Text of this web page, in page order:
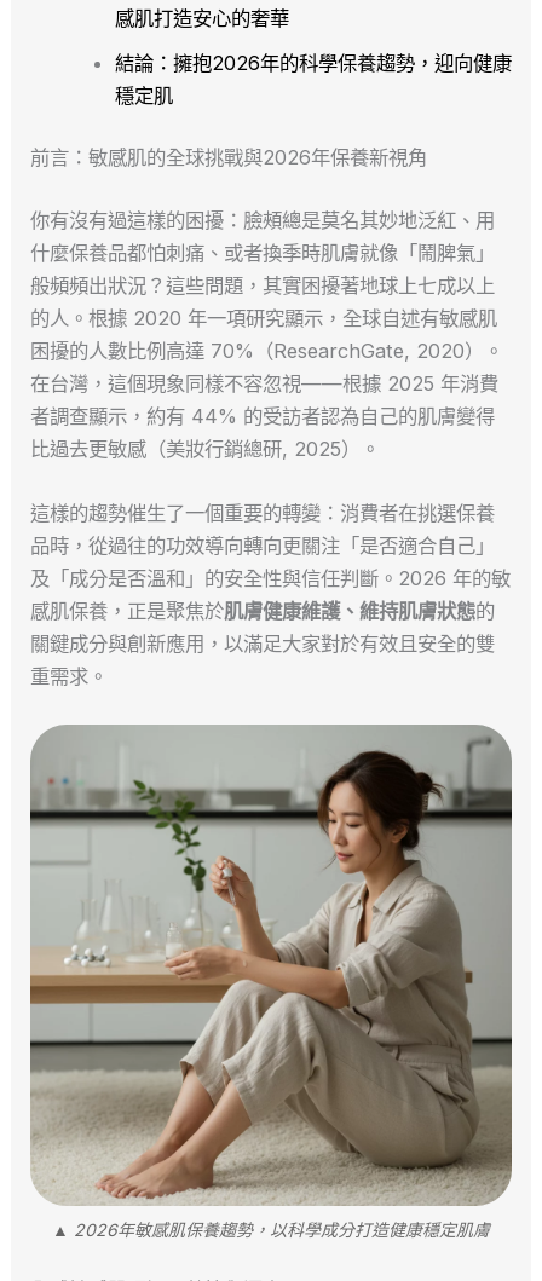
感肌打造安心的奢華
結論：擁抱2026年的科學保養趨勢，迎向健康
穩定肌
前言：敏感肌的全球挑戰與2026年保養新視角
你有沒有過這樣的困擾：臉頰總是莫名其妙地泛紅、用
什麼保養品都怕刺痛、或者換季時肌膚就像「鬧脾氣」
般頻頻出狀況？這些問題，其實困擾著地球上七成以上
的人。根據 2020 年一項研究顯示，全球自述有敏感肌
困擾的人數比例高達 70%（ResearchGate, 2020）。
在台灣，這個現象同樣不容忽視——根據 2025 年消費
者調查顯示，約有 44% 的受訪者認為自己的肌膚變得
比過去更敏感（美妝行銷總研, 2025）。
這樣的趨勢催生了一個重要的轉變：消費者在挑選保養
品時，從過往的功效導向轉向更關注「是否適合自己」
及「成分是否溫和」的安全性與信任判斷。2026 年的敏
感肌保養，正是聚焦於肌膚健康維護、維持肌膚狀態的
關鍵成分與創新應用，以滿足大家對於有效且安全的雙
重需求。
▲ 2026年敏感肌保養趨勢，以科學成分打造健康穩定肌膚